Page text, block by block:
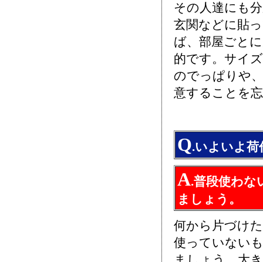
その人達にも
玄関などに貼
ば、部屋ごと
的です。サイ
のでっぱりや
意することを
Q.いよいよ
A.普段使わな
ましょう。
何から片づけ
使っていない